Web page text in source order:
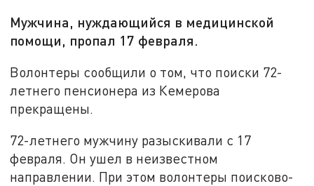
Мужчина, нуждающийся в медицинской
помощи, пропал 17 февраля.
Волонтеры сообщили о том, что поиски 72-
летнего пенсионера из Кемерова
прекращены.
72-летнего мужчину разыскивали с 17
февраля. Он ушел в неизвестном
направлении. При этом волонтеры поисково-